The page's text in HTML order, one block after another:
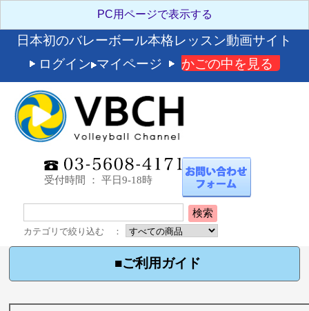
日本初のバレーボール本格レッスン動画サイト
ログイン マイページ かごの中を見る
受付時間 ： 平日9-18時
検索
カテゴリで絞り込む ：
■ご利用ガイド